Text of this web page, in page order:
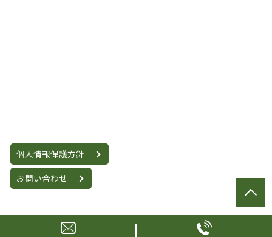
個人情報保護方針
お問い合わせ
© 小川昌宏法律事務所